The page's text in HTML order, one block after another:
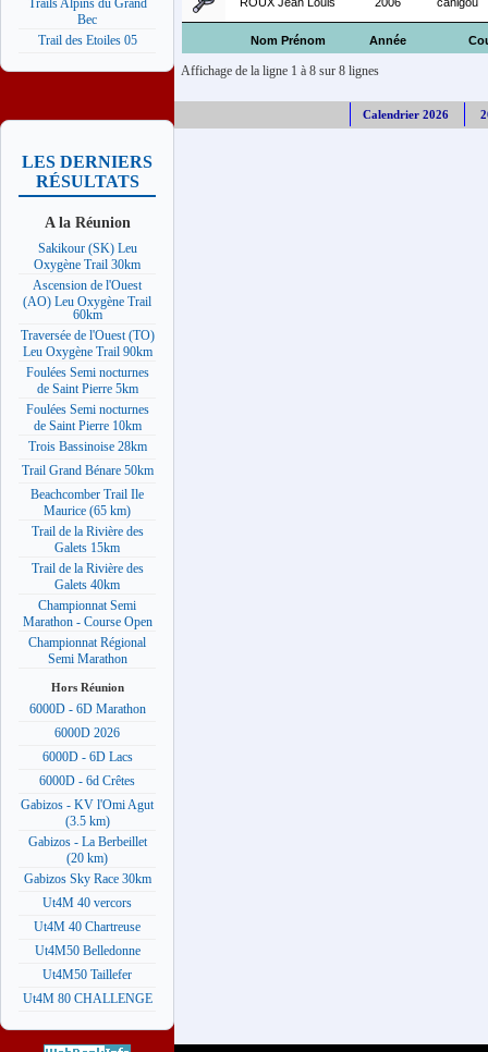
Trails Alpins du Grand
Bec
Trail des Etoiles 05
LES DERNIERS
RÉSULTATS
A la Réunion
Sakikour (SK) Leu
Oxygène Trail 30km
Ascension de l'Ouest
(AO) Leu Oxygène Trail
60km
Traversée de l'Ouest (TO)
Leu Oxygène Trail 90km
Foulées Semi nocturnes
de Saint Pierre 5km
Foulées Semi nocturnes
de Saint Pierre 10km
Trois Bassinoise 28km
Trail Grand Bénare 50km
Beachcomber Trail Ile
Maurice (65 km)
Trail de la Rivière des
Galets 15km
Trail de la Rivière des
Galets 40km
Championnat Semi
Marathon - Course Open
Championnat Régional
Semi Marathon
Hors Réunion
6000D - 6D Marathon
6000D 2026
6000D - 6D Lacs
6000D - 6d Crêtes
Gabizos - KV l'Omi Agut
(3.5 km)
Gabizos - La Berbeillet
(20 km)
Gabizos Sky Race 30km
Ut4M 40 vercors
Ut4M 40 Chartreuse
Ut4M50 Belledonne
Ut4M50 Taillefer
Ut4M 80 CHALLENGE
Nom Prénom Année
Affichage de la ligne 1 à 8 sur 8 lignes
Calendrier 2026